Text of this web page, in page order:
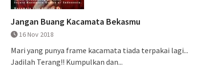
Jangan Buang Kacamata Bekasmu
16 Nov 2018
Mari yang punya frame kacamata tiada terpakai lagi...
Jadilah Terang!! Kumpulkan dan...